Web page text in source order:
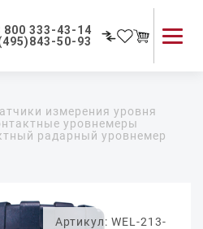
800 333-43-14
50-93
Применение приборов
Как мы работаем
измерения уровня
уровнемеры
радарный уровнемер
Артикул: WEL-213-